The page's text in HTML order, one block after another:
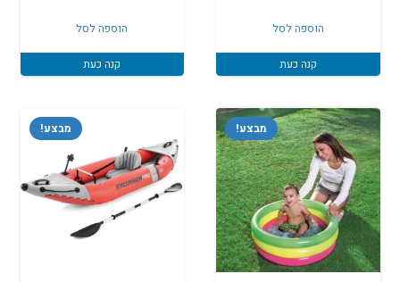
הוספה לסל
קנה כעת
הוספה לסל
קנה כעת
מבצע! מבצע!